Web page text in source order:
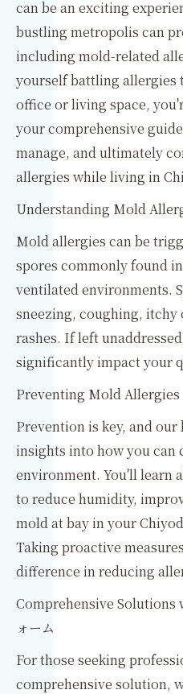
can be an exciting
bustling metropolis can
including mold-related
yourself battling allergies
office or living space,
your comprehensive
manage, and ultimately
allergies while living in
Understanding Mold
Mold allergies can be
spores commonly found
ventilated environments.
sneezing, coughing, itchy
rashes. If left
significantly impact your
Preventing Mold Allergies
Prevention is key, and
insights into how you can
environment. You'll learn
to reduce humidity,
mold at bay in your
Taking proactive
difference in reducing
Comprehensive Solutions
ォーム
For those seeking
comprehensive solution,